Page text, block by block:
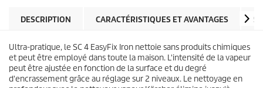
d
t
e
8
5
a
v
DESCRIPTION CARACTÉRISTIQUES ET AVANTAGES
Ultra-pratique, le SC 4 EasyFix Iron nettoie sans produits chimiques
et peut être employé dans toute la maison. L'intensité de la vapeur
peut être ajustée en fonction de la surface et du degré
d'encrassement grâce au réglage sur 2 niveaux. Le nettoyage en